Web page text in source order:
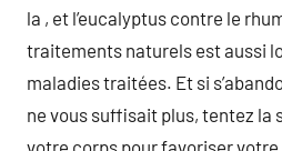
la , et l’eucalyptus contre le
traitements naturels est aussi
maladies traitées. Et si
ne vous suffisait plus, tentez la
votre corps pour favoriser